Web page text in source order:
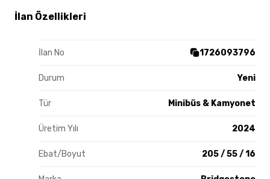
İlan Özellikleri
İlan No 1726093796
Durum Yeni
Tür Minibüs & Kamyonet
Üretim Yılı 2024
Ebat/Boyut 205 / 55 / 16